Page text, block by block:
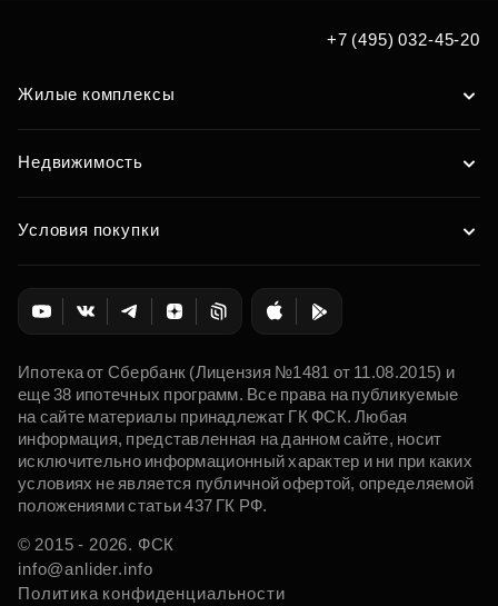
+7 (495) 032-45-20
Жилые комплексы
Недвижимость
Условия покупки
Ипотека от Сбербанк (Лицензия №1481 от 11.08.2015) и
еще 38 ипотечных программ. Все права на публикуемые
на сайте материалы принадлежат ГК ФСК. Любая
информация, представленная на данном сайте, носит
исключительно информационный характер и ни при каких
условиях не является публичной офертой, определяемой
положениями статьи 437 ГК РФ.
© 2015 - 2026. ФСК
info@anlider.info
Политика конфиденциальности